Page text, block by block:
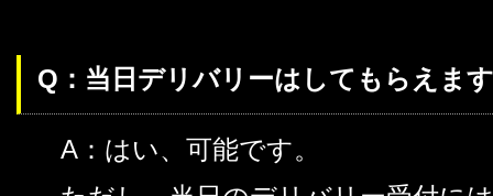
Q：当日デリバリーはしてもらえま
A：はい、可能です。